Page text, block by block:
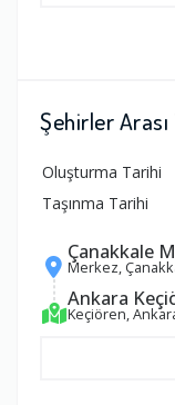
Şehirler Arası
Oluşturma Tarihi
Taşınma Tarihi
Çanakkale
Merkez,
Ankara
Keçiören,